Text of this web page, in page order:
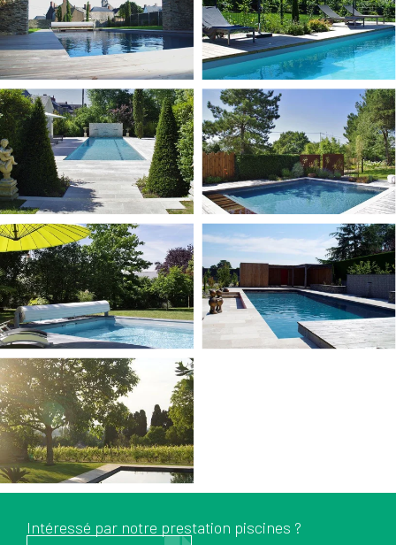
Intéressé par notre prestation piscines ?